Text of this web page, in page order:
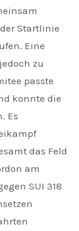
Startlinie
Eine
zu
passte
konnte die
Es
das Feld
am
SUI 318